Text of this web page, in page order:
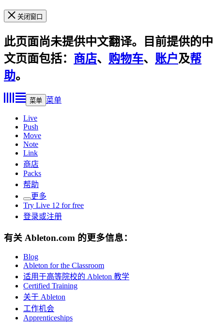
关闭窗口
此页面尚未提供中文翻译。目前提供的中
文页面包括： 商店、 购物车、 账户及帮
助。
菜单 菜单
Live
Push
Move
Note
Link
商店
Packs
帮助
更多
Try Live 12 for free
登录或注册
有关 Ableton.com 的更多信息：
Blog
Ableton for the Classroom
适用于高等院校的 Ableton 教学
Certified Training
关于 Ableton
工作机会
Apprenticeships